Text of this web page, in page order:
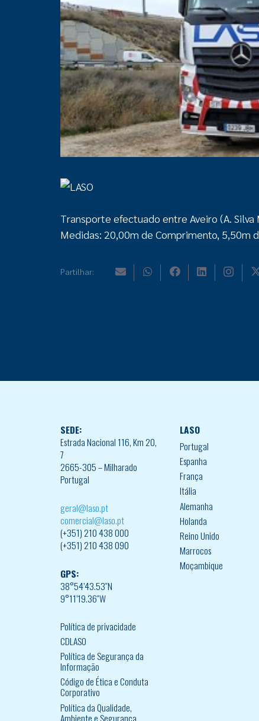
Transporte efectuado entre Aveiro (A.
Medidas: 20,00m de Comprimento, 5,50m
Partilhar:
SEDE:
Estrada Nacional 116, Km 20,
7
2665-305 – Milharado
Portugal
geral@laso.pt
comercial@laso.pt
(+351) 210 438 000
(+351) 210 438 090
GPS:
38°54’43.53″N
9°11’19.36″W
Política de privacidade
CDLASO
Política de Segurança da
Informação
Código de Ética e Conduta
Corporativo
Política da Qualidade,
Ambiente e Segurança
LASO
Portugal
Espanha
França
Itália
Alemanha
Holanda
Reino Unido
Marrocos
Moçambique